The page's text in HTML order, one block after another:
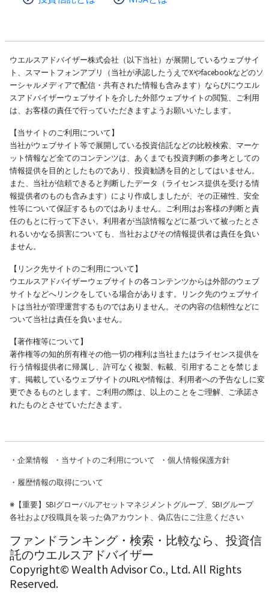
ウエルスアドバイザー株式会社（以下当社）が展開しているウェブサイ
ト、スマートフォンアプリ（当社が承認したうえでXやfacebookなどのソ
ーシャルメディアで配信・共有された情報も含みます）ならびにウエル
スアドバイザーウェブサイトを介した外部ウェブサイトの閲覧、ご利用
は、お客様の責任で行っていただきますようお願いいたします。
【当サイトのご利用について】
当社がウェブサイト等で展開している投資信託などの比較検索、マーケ
ット情報など全てのコンテンツは、あくまでも投資判断の参考としての
情報提供を目的としたものであり、投資勧誘を目的としてはいません。
また、当社が信頼できると判断したデータ（ライセンス提供を受ける情
報提供者のものも含みます）により作成しましたが、その正確性、安全
性等について保証するものではありません。ご利用はお客様の判断と責
任のもとに行って下さい。利用者が当該情報などに基づいて被ったとさ
れるいかなる損害についても、当社およびその情報提供者は責任を負い
ません。
【リンク先サイトのご利用について】
ウエルスアドバイザーウェブサイトの各コンテンツからは外部のウェブ
サイトなどへリンクをしている場合があります。リンク先のウェブサイ
トは当社が管理運営するものではありません。その内容の信頼性などに
ついて当社は責任を負いません。
【著作権等について】
著作権等の知的所有権その他一切の権利は当社またはライセンス提供を
行う情報提供者に帰属し、許可なく複製、転載、引用することを禁じま
す。掲載しているウェブサイトのURLや情報は、利用者への予告なしに変
更できるものとします。ご利用の際は、以上のことをご理解、ご承諾さ
れたものとさせていただきます。
・ 企業情報 ・ 当サイトのご利用について ・ 個人情報保護方針
・ 履歴情報の取得について
※【重要】SBIグローバルアセットマネジメントグループ、SBIグループ
各社および役職員を装った偽アカウント、偽広告にご注意ください
ファンドランキング・検索・比較なら、投資信
託のウエルスアドバイザー
Copyright© Wealth Advisor Co., Ltd. All Rights
Reserved.